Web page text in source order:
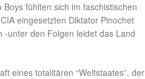
fühlten sich im faschistischen
eingesetzten Diktator Pinochet
-unter den Folgen leidet das Land
eines totalitären “Weltstaates”, der